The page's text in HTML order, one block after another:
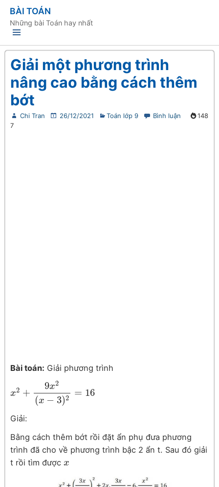
BÀI TOÁN
Những bài Toán hay nhất
Giải một phương trình
nâng cao bằng cách thêm
bớt
Chi Tran 26/12/2021 Toán lớp 9 Bình luận
148
7
Bài toán: Giải phương trình
x2 +
9x2
(x − 3)2 = 16
x2 +9 x2(x−3)2= 16
Giải:
Bằng cách thêm bớt rồi đặt ẩn phụ đưa phương
trình đã cho về phương trình bậc 2 ẩn t. Sau đó giải
t rồi tìm được x
x